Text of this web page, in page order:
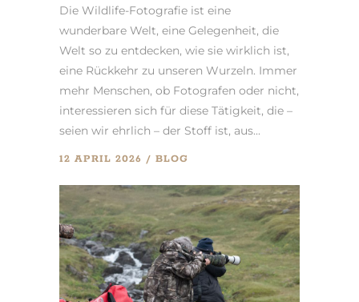
Die Wildlife-Fotografie ist eine
wunderbare Welt, eine Gelegenheit, die
Welt so zu entdecken, wie sie wirklich ist,
eine Rückkehr zu unseren Wurzeln. Immer
mehr Menschen, ob Fotografen oder nicht,
interessieren sich für diese Tätigkeit, die –
seien wir ehrlich – der Stoff ist, aus...
12 APRIL 2026 BLOG